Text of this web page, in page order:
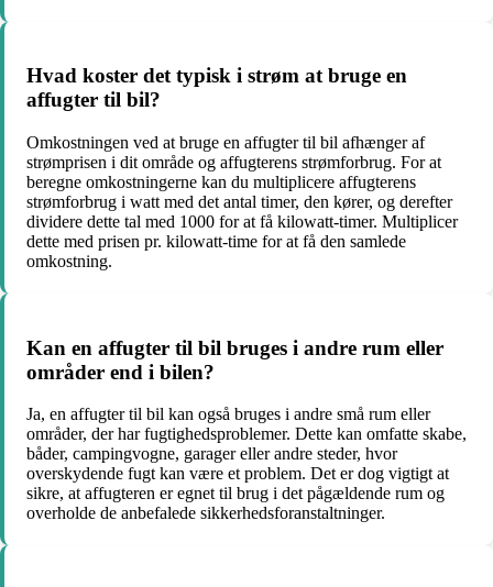
Hvad koster det typisk i strøm at bruge en
affugter til bil?
Omkostningen ved at bruge en affugter til bil afhænger af
strømprisen i dit område og affugterens strømforbrug. For at
beregne omkostningerne kan du multiplicere affugterens
strømforbrug i watt med det antal timer, den kører, og derefter
dividere dette tal med 1000 for at få kilowatt-timer. Multiplicer
dette med prisen pr. kilowatt-time for at få den samlede
omkostning.
Kan en affugter til bil bruges i andre rum eller
områder end i bilen?
Ja, en affugter til bil kan også bruges i andre små rum eller
områder, der har fugtighedsproblemer. Dette kan omfatte skabe,
båder, campingvogne, garager eller andre steder, hvor
overskydende fugt kan være et problem. Det er dog vigtigt at
sikre, at affugteren er egnet til brug i det pågældende rum og
overholde de anbefalede sikkerhedsforanstaltninger.